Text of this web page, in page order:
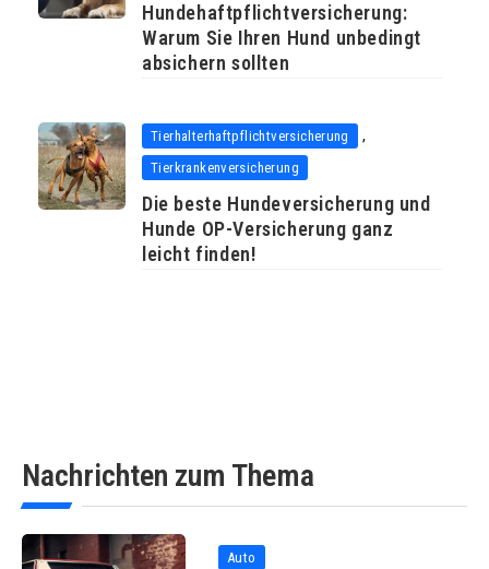
Hundehaftpflichtversicherung:
Warum Sie Ihren Hund unbedingt
absichern sollten
Tierhalterhaftpflichtversicherung ,
Tierkrankenversicherung
Die beste Hundeversicherung und
Hunde OP-Versicherung ganz
leicht finden!
Nachrichten zum Thema
Auto